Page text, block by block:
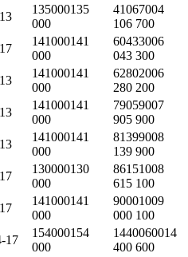
135000135
000
41067004
106 700
141000141
000
60433006
043 300
141000141
000
62802006
280 200
141000141
000
79059007
905 900
141000141
000
81399008
139 900
130000130
000
86151008
615 100
141000141
000
90001009
000 100
17
154000154
000
1440060014
400 600